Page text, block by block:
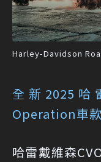
Harley-Davidson
全新2025哈
Operation車款
哈雷戴維森